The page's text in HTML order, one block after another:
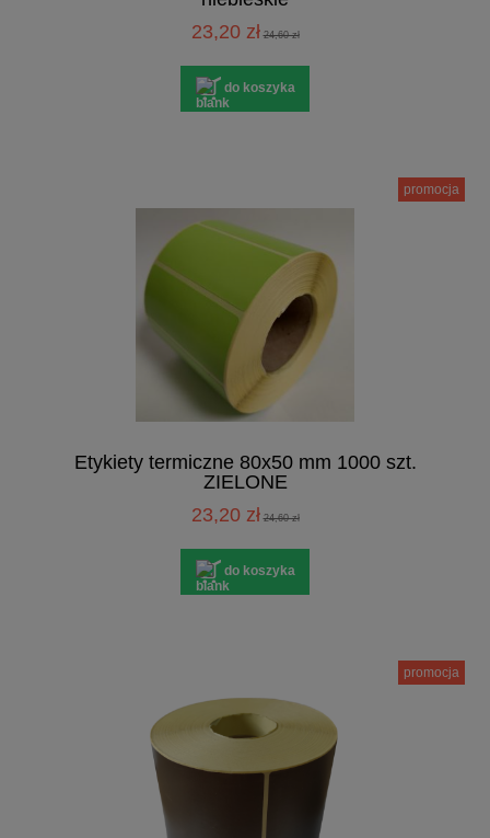
23,20 zł 24,60 zł
do koszyka
Etykiety termiczne 80x50 mm 1000 szt.
ZIELONE
23,20 zł 24,60 zł
do koszyka
promocja
promocja